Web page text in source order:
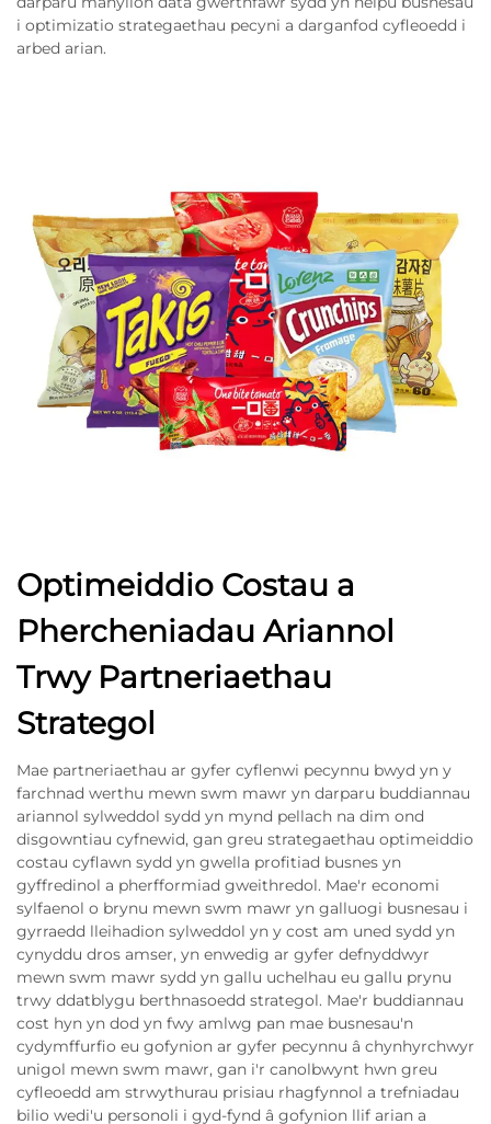
i optimizatio strategaethau pecyni a darganfod cyfleoedd i
arbed arian.
Optimeiddio Costau a
Phercheniadau Ariannol
Trwy Partneriaethau
Strategol
Mae partneriaethau ar gyfer cyflenwi pecynnu bwyd yn y
farchnad werthu mewn swm mawr yn darparu buddiannau
ariannol sylweddol sydd yn mynd pellach na dim ond
disgowntiau cyfnewid, gan greu strategaethau optimeiddio
costau cyflawn sydd yn gwella profitiad busnes yn
gyffredinol a pherfformiad gweithredol. Mae'r economi
sylfaenol o brynu mewn swm mawr yn galluogi busnesau i
gyrraedd lleihadion sylweddol yn y cost am uned sydd yn
cynyddu dros amser, yn enwedig ar gyfer defnyddwyr
mewn swm mawr sydd yn gallu uchelhau eu gallu prynu
trwy ddatblygu berthnasoedd strategol. Mae'r buddiannau
cost hyn yn dod yn fwy amlwg pan mae busnesau'n
cydymffurfio eu gofynion ar gyfer pecynnu â chynhyrchwyr
unigol mewn swm mawr, gan i'r canolbwynt hwn greu
cyfleoedd am strwythurau prisiau rhagfynnol a trefniadau
bilio wedi'u personoli i gyd-fynd â gofynion llif arian a